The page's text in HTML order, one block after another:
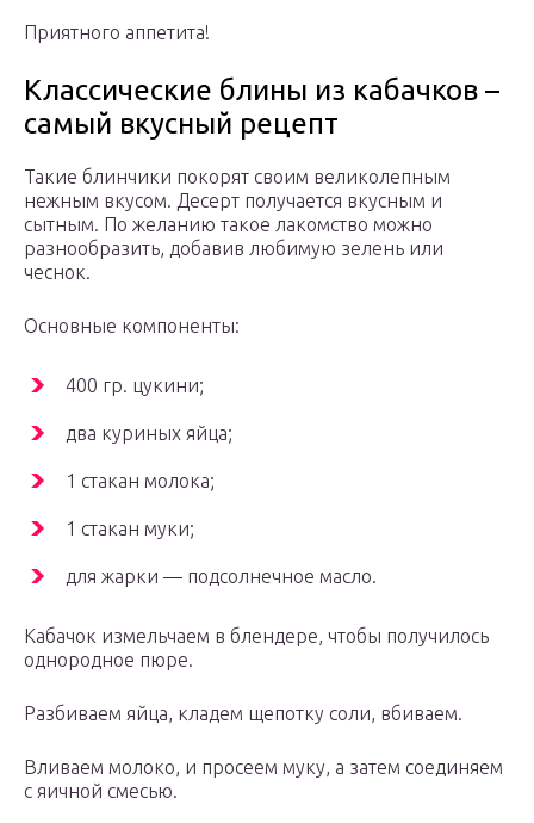
Приятного аппетита!
Классические блины из кабачков –
самый вкусный рецепт
Такие блинчики покорят своим великолепным
нежным вкусом. Десерт получается вкусным и
сытным. По желанию такое лакомство можно
разнообразить, добавив любимую зелень или
чеснок.
Основные компоненты:
400 гр. цукини;
два куриных яйца;
1 стакан молока;
1 стакан муки;
для жарки — подсолнечное масло.
Кабачок измельчаем в блендере, чтобы получилось
однородное пюре.
Разбиваем яйца, кладем щепотку соли, вбиваем.
Вливаем молоко, и просеем муку, а затем соединяем
с яичной смесью.